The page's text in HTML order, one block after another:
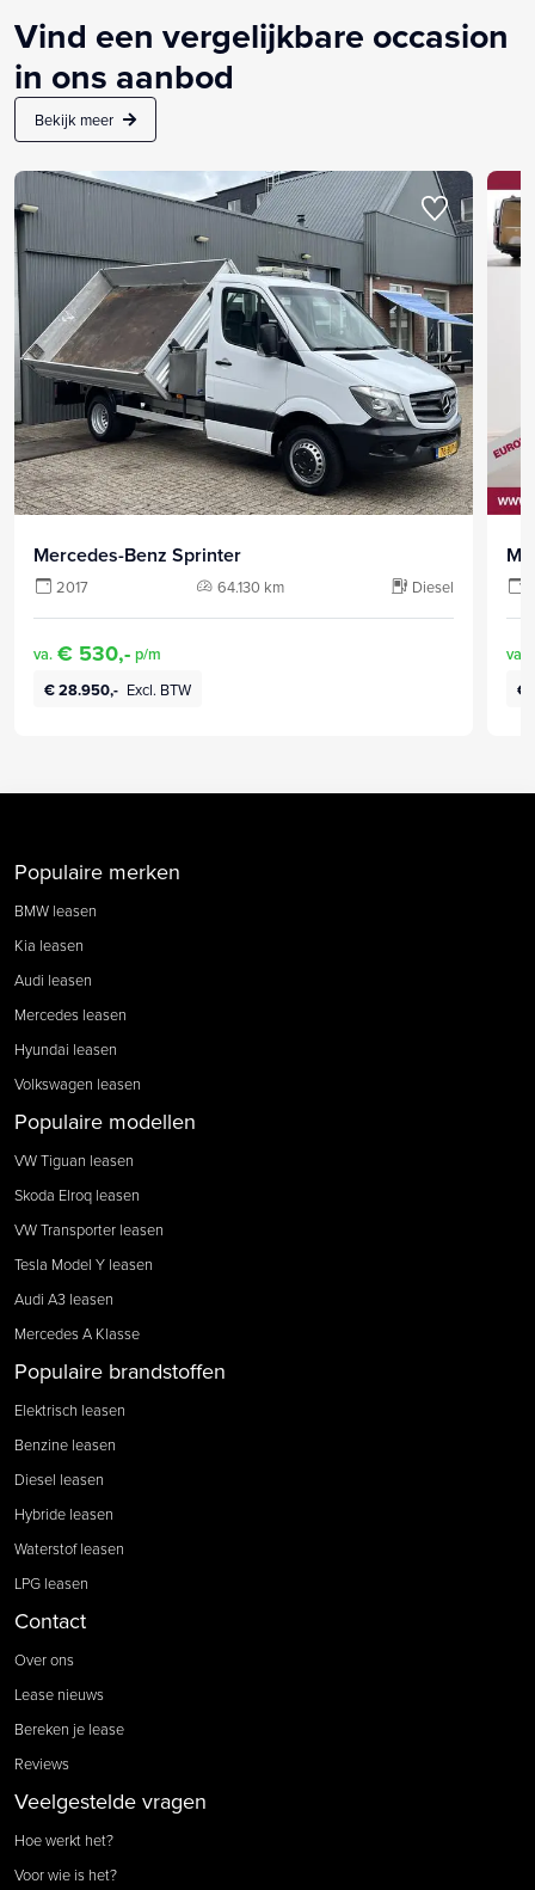
Vind een vergelijkbare occasion
in ons aanbod
Bekijk meer
Mercedes-Benz Sprinter
2017 64.130 km Diesel
va. € 530,- p/m
€ 28.950,- Excl. BTW
va.
€
Populaire merken
BMW leasen
Kia leasen
Audi leasen
Mercedes leasen
Hyundai leasen
Volkswagen leasen
Populaire modellen
VW Tiguan leasen
Skoda Elroq leasen
VW Transporter leasen
Tesla Model Y leasen
Audi A3 leasen
Mercedes A Klasse
Populaire brandstoffen
Elektrisch leasen
Benzine leasen
Diesel leasen
Hybride leasen
Waterstof leasen
LPG leasen
Contact
Over ons
Lease nieuws
Bereken je lease
Reviews
Veelgestelde vragen
Hoe werkt het?
Voor wie is het?